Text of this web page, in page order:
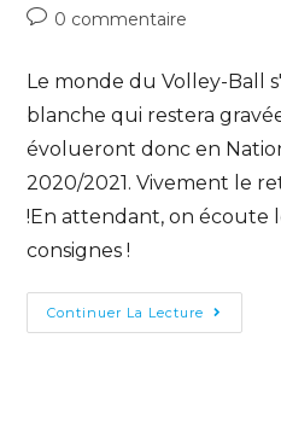
0 commentaire
Le monde du Volley-Ball
blanche qui restera
évolueront donc en
2020/2021. Vivement le
!En attendant, on écoute
consignes !
Continuer La Lecture